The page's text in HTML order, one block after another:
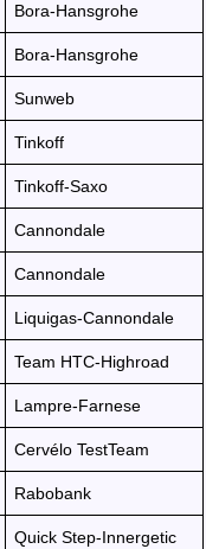
Bora-Hansgrohe
Bora-Hansgrohe
Sunweb
Tinkoff
Tinkoff-Saxo
Cannondale
Cannondale
Liquigas-Cannondale
Team HTC-Highroad
Lampre-Farnese
Cervélo TestTeam
Rabobank
Quick Step-Innergetic